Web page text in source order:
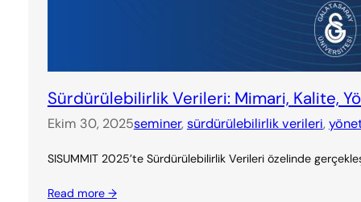
Sürdürülebilirlik Verileri: Mimari, Kalite,
Ekim 30, 2025seminer, sürdürülebilirlik verileri,
SISUMMIT 2025’te Sürdürülebilirlik Verileri özelinde
Read more →